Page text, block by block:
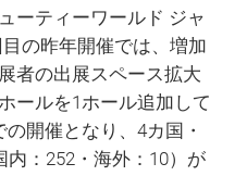
ーティーワールド ジャ
の昨年開催では、増加
者の出展スペース拡大
ールを1ホール追加して
開催となり、4カ国・
内：252・海外：10）が